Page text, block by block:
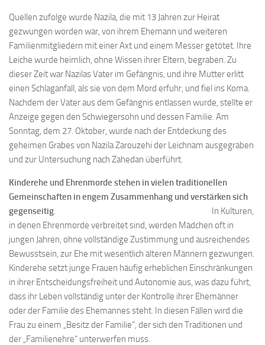
Quellen zufolge wurde Nazila, die mit 13 Jahren zur Heirat
gezwungen worden war, von ihrem Ehemann und weiteren
Familienmitgliedern mit einer Axt und einem Messer getötet. Ihre
Leiche wurde heimlich, ohne Wissen ihrer Eltern, begraben. Zu
dieser Zeit war Nazilas Vater im Gefängnis, und ihre Mutter erlitt
einen Schlaganfall, als sie von dem Mord erfuhr, und fiel ins Koma.
Nachdem der Vater aus dem Gefängnis entlassen wurde, stellte er
Anzeige gegen den Schwiegersohn und dessen Familie. Am
Sonntag, dem 27. Oktober, wurde nach der Entdeckung des
geheimen Grabes von Nazila Zarouzehi der Leichnam ausgegraben
und zur Untersuchung nach Zahedan überführt.
Kinderehe und Ehrenmorde stehen in vielen traditionellen
Gemeinschaften in engem Zusammenhang und verstärken sich
gegenseitig. In Kulturen,
in denen Ehrenmorde verbreitet sind, werden Mädchen oft in
jungen Jahren, ohne vollständige Zustimmung und ausreichendes
Bewusstsein, zur Ehe mit wesentlich älteren Männern gezwungen.
Kinderehe setzt junge Frauen häufig erheblichen Einschränkungen
in ihrer Entscheidungsfreiheit und Autonomie aus, was dazu führt,
dass ihr Leben vollständig unter der Kontrolle ihrer Ehemänner
oder der Familie des Ehemannes steht. In diesen Fällen wird die
Frau zu einem „Besitz der Familie“, der sich den Traditionen und
der „Familienehre“ unterwerfen muss.